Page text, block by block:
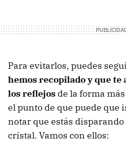
Para evitarlos, puedes
hemos recopilado y que
los reflejos de la forma
el punto de que puede que
notar que estás
cristal. Vamos con ellos: